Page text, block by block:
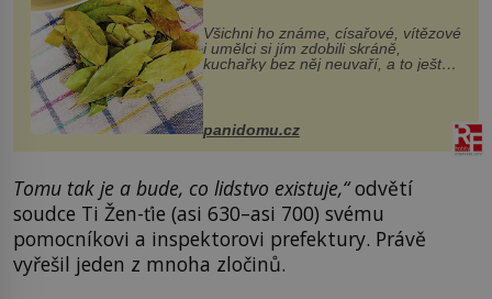
Všichni ho známe, císařové, vítězové
i umělci si jím zdobili skráně,
kuchařky bez něj neuvaří, a to ještě
nevíte, že bobkový list může výrazně
zmírnit některé naše neduhy.
Obsahuje v malém množství ně...
panidomu.cz
Tomu tak je a bude, co lidstvo existuje,“odvětí
soudce Ti Žen-ťie (asi 630–asi 700) svému
pomocníkovi a inspektorovi prefektury. Právě
vyřešil jeden z mnoha zločinů.